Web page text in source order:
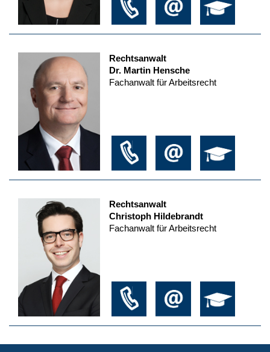
Rechtsanwalt
Dr. Martin Hensche
Fachanwalt für Arbeitsrecht
Rechtsanwalt
Christoph Hildebrandt
Fachanwalt für Arbeitsrecht